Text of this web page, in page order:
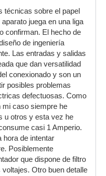
sobre el papel
juega en una liga
confirman. El hecho de
de ingeniería
Las entradas y salidas
que dan versatilidad
conexionado y son un
posibles problemas
defectuosas. Como
mi caso siempre he
u otros y esta vez he
casi 1 Amperio.
hora de intentar
Posiblemente
que dispone de filtro
Otro buen detalle